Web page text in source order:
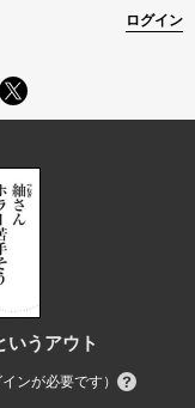
ログイン
うアウト
ンが必要です）